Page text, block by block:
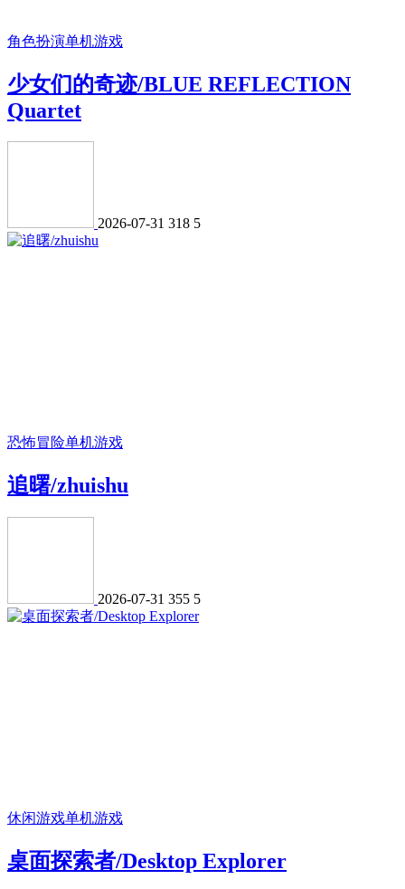
角色扮演单机游戏
少女们的奇迹/BLUE REFLECTION
Quartet
2026-07-31 318 5
恐怖冒险单机游戏
追曙/zhuishu
2026-07-31 355 5
休闲游戏单机游戏
桌面探索者/Desktop Explorer